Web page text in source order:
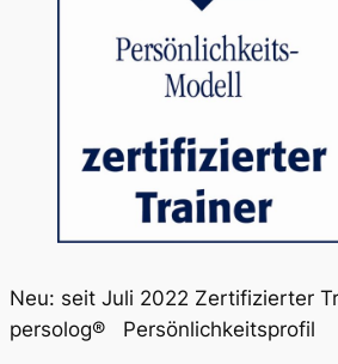
Neu: seit Juli 2022 Zertifizierter
persolog® Persönlichkeitsprofil